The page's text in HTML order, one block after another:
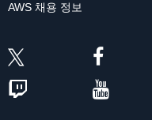
AWS 채용 정보